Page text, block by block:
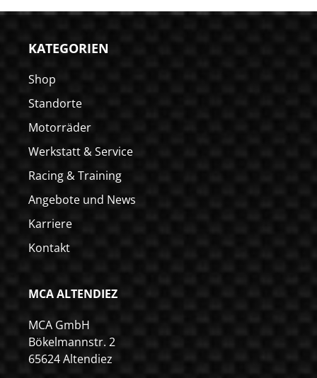
KATEGORIEN
Shop
Standorte
Motorräder
Werkstatt & Service
Racing & Training
Angebote und News
Karriere
Kontakt
MCA ALTENDIEZ
MCA GmbH
Bökelmannstr. 2
65624 Altendiez